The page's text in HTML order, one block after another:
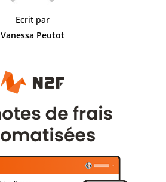
Ecrit par
Vanessa Peutot